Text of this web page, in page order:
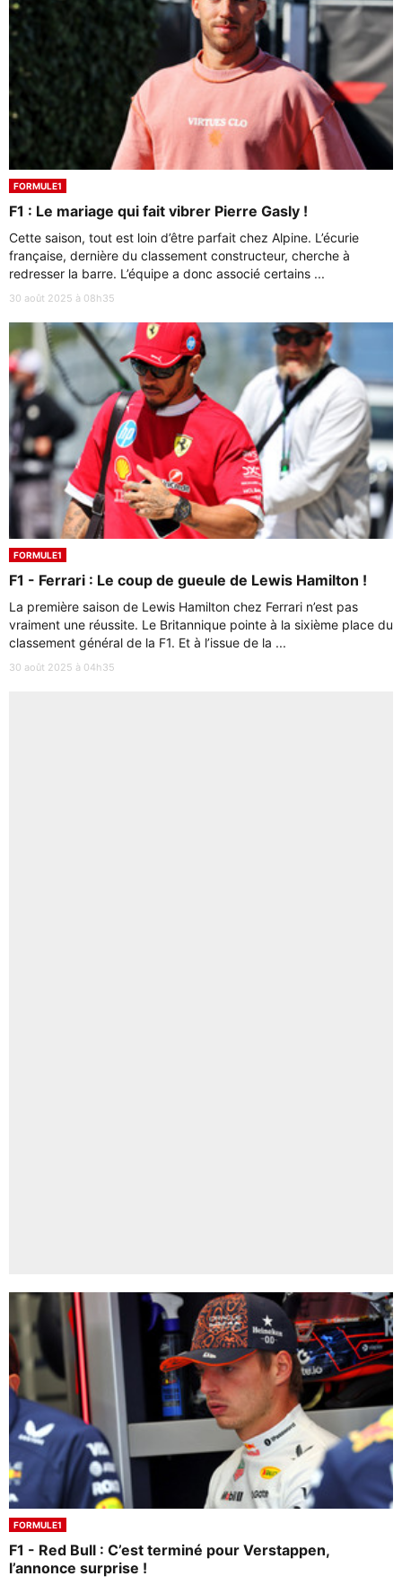
FORMULE1
F1 : Le mariage qui fait vibrer Pierre Gasly !
Cette saison, tout est loin d’être parfait chez Alpine. L’écurie
française, dernière du classement constructeur, cherche à
redresser la barre. L’équipe a donc associé certains ...
30 août 2025 à 08h35
FORMULE1
F1 - Ferrari : Le coup de gueule de Lewis Hamilton !
La première saison de Lewis Hamilton chez Ferrari n’est pas
vraiment une réussite. Le Britannique pointe à la sixième place du
classement général de la F1. Et à l’issue de la ...
30 août 2025 à 04h35
FORMULE1
F1 - Red Bull : C’est terminé pour Verstappen,
l’annonce surprise !